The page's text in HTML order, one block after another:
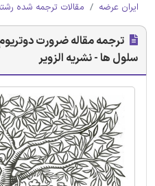
ایران عرضه مقالات ترجمه شده
ترجمه مقاله ضرورت
سلول ها - نشریه الزویر